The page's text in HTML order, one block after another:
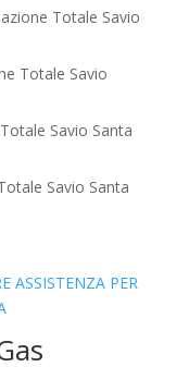
Totale Savio
Totale Savio
Savio Santa
Savio Santa
ASSISTENZA PER